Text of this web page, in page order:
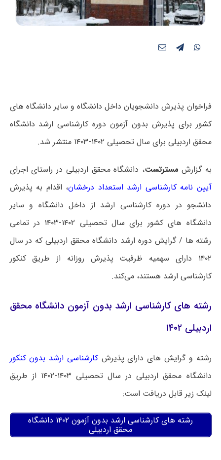
فراخوان پذیرش دانشجویان داخل دانشگاه و سایر دانشگاه های
کشور برای پذیرش بدون آزمون دوره کارشناسی ارشد دانشگاه
محقق اردبیلی برای سال تحصیلی ۱۴۰۲-۱۴۰۳ منتشر شد.
به گزارش مسترتست، دانشگاه محقق اردبیلی در راستای اجرای
آیین نامه کارشناسی ارشد استعداد درخشان، اقدام به پذیرش
دانشجو در دوره کارشناسی ارشد از داخل دانشگاه و سایر
دانشگاه های کشور برای سال تحصیلی ۱۴۰۲-۱۴۰۳ در تمامی
رشته ها / گرایش دوره ارشد دانشگاه محقق اردبیلی که در سال
۱۴۰۲ دارای سهمیه ظرفیت پذیرش روزانه از طریق کنکور
کارشناسی ارشد هستند، می‌کند.
رشته های کارشناسی ارشد بدون آزمون دانشگاه محقق
اردبیلی ۱۴۰۲
رشته و گرایش های دارای پذیرشکارشناسی ارشد بدون کنکور
دانشگاه محقق اردبیلی در سال تحصیلی ۱۴۰۳-۱۴۰۲ از طریق
لینک زیر قابل دریافت است:
رشته های کارشناسی ارشد بدون آزمون ۱۴۰۲ دانشگاه
محقق اردبیلی